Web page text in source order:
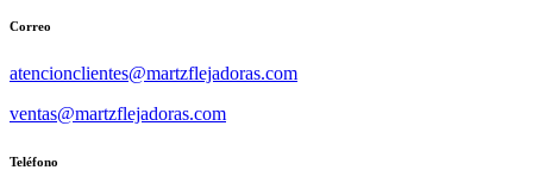
Correo
atencionclientes@martzflejadoras.com
ventas@martzflejadoras.com
Teléfono